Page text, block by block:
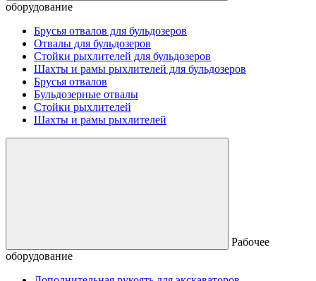
оборудование
Брусья отвалов для бульдозеров
Отвалы для бульдозеров
Стойки рыхлителей для бульдозеров
Шахты и рамы рыхлителей для бульдозеров
Брусья отвалов
Бульдозерные отвалы
Стойки рыхлителей
Шахты и рамы рыхлителей
Рабочее
оборудование